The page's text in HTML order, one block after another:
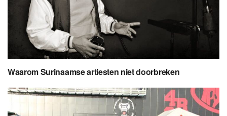
Waarom Surinaamse artiesten niet doorbreken